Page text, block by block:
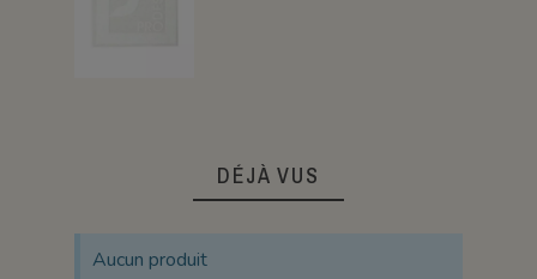
DÉJÀ VUS
Aucun produit